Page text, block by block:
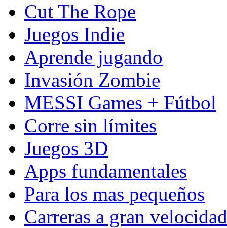
Cut The Rope
Juegos Indie
Aprende jugando
Invasión Zombie
MESSI Games + Fútbol
Corre sin límites
Juegos 3D
Apps fundamentales
Para los mas pequeños
Carreras a gran velocidad